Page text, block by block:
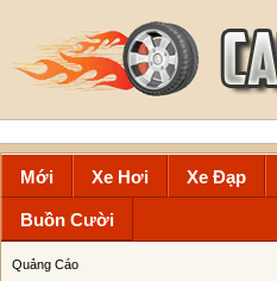
Mới Xe Hơi Xe Đạp
Buồn Cười
Quảng Cáo